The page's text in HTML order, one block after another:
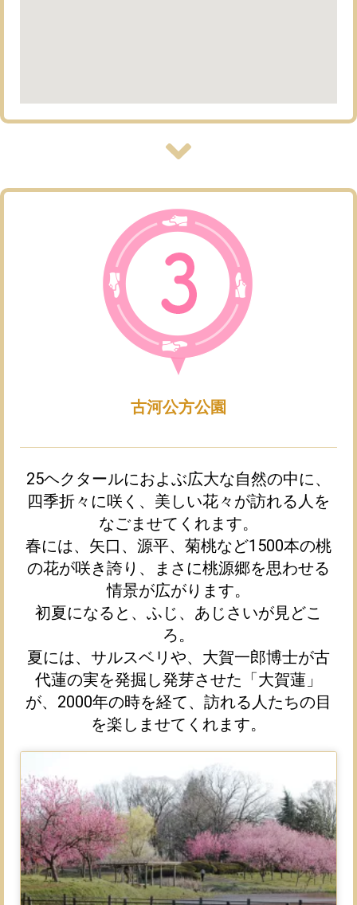
古河公方公園
25ヘクタールにおよぶ広大な自然の中に、
四季折々に咲く、美しい花々が訪れる人を
なごませてくれます。
春には、矢口、源平、菊桃など1500本の桃
の花が咲き誇り、まさに桃源郷を思わせる
情景が広がります。
初夏になると、ふじ、あじさいが見どこ
ろ。
夏には、サルスベリや、大賀一郎博士が古
代蓮の実を発掘し発芽させた「大賀蓮」
が、2000年の時を経て、訪れる人たちの目
を楽しませてくれます。